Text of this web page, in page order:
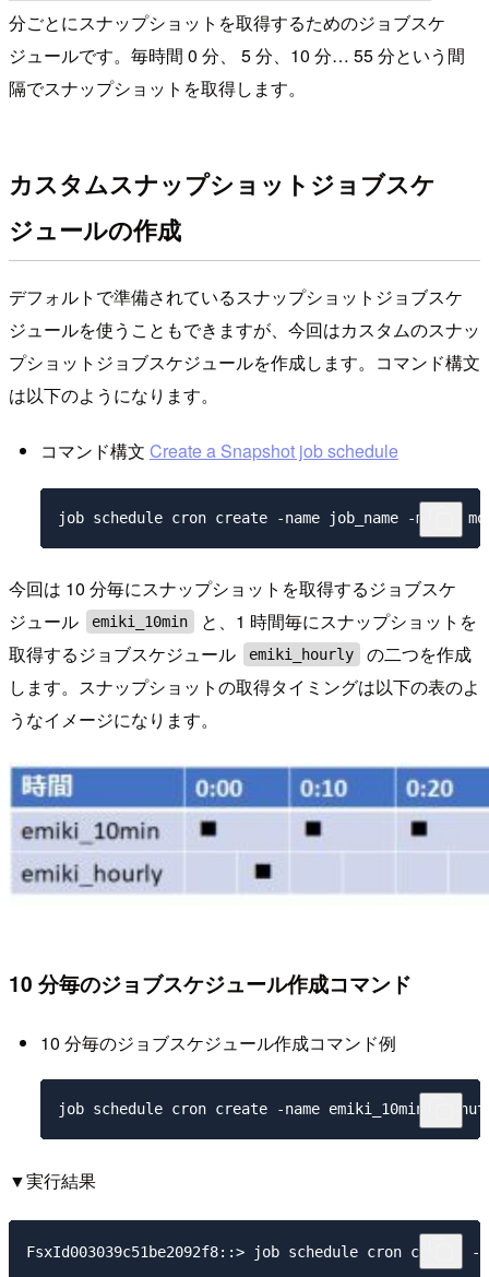
分ごとにスナップショットを取得するためのジョブスケ
ジュールです。毎時間 0 分、 5 分、10 分… 55 分という間
隔でスナップショットを取得します。
カスタムスナップショットジョブスケ
ジュールの作成
デフォルトで準備されているスナップショットジョブスケ
ジュールを使うこともできますが、今回はカスタムのスナッ
プショットジョブスケジュールを作成します。コマンド構文
は以下のようになります。
コマンド構文 Create a Snapshot job schedule
今回は 10 分毎にスナップショットを取得するジョブスケ
ジュール
emiki_10min
と、1 時間毎にスナップショットを
取得するジョブスケジュール
emiki_hourly
の二つを作成
します。スナップショットの取得タイミングは以下の表のよ
うなイメージになります。
10 分毎のジョブスケジュール作成コマンド
10 分毎のジョブスケジュール作成コマンド例
▼実行結果
FsxId003039c51be2092f8::> job schedule cron create -